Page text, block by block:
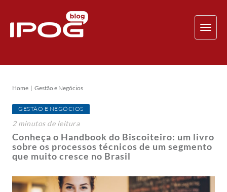
Home Gestão e Negócios
GESTÃO E NEGÓCIOS
2 minutosde leitura
Conheça o Handbook do Biscoiteiro: um livro
sobre os processos técnicos de um segmento
que muito cresce no Brasil